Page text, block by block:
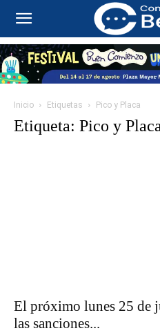
Inicio Etiquetas Pico y Placa
Etiqueta: Pico y Placa
El próximo lunes 25 de
las sanciones...